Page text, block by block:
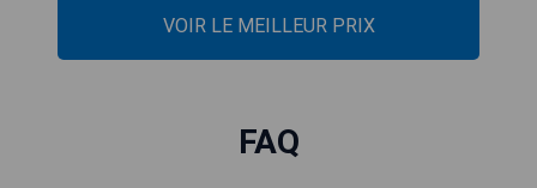
VOIR LE MEILLEUR PRIX
FAQ